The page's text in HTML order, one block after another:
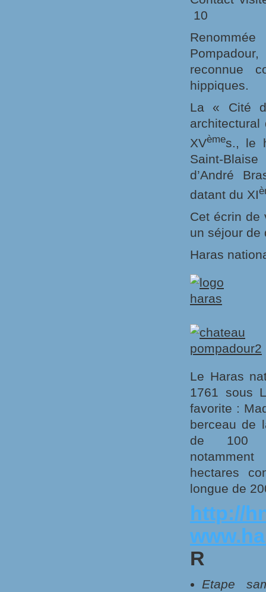
10
reconnue
hippiques.
La « Cité
architectural
XVèmes., le
Saint-
d’André
datant du XI
Cet écrin de
un séjour de
Haras
Le Haras
1761 sous
favorite :
berceau de
de 100
hectares
longue de
http://
R
Etape